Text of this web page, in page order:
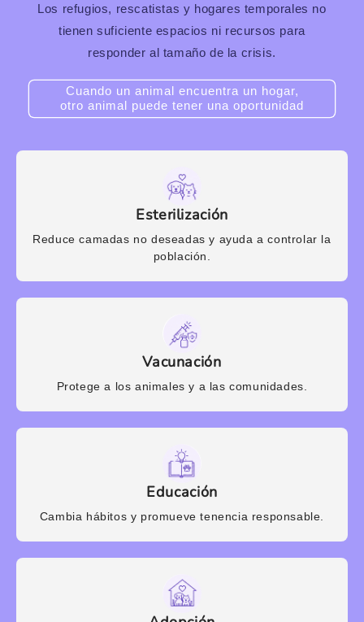
Los refugios, rescatistas y hogares temporales no
tienen suficiente espacios ni recursos para
responder al tamaño de la crisis.
Cuando un animal encuentra un hogar,
otro animal puede tener una oportunidad
Esterilización
Reduce camadas no deseadas y ayuda a controlar la
población.
Vacunación
Protege a los animales y a las comunidades.
Educación
Cambia hábitos y promueve tenencia responsable.